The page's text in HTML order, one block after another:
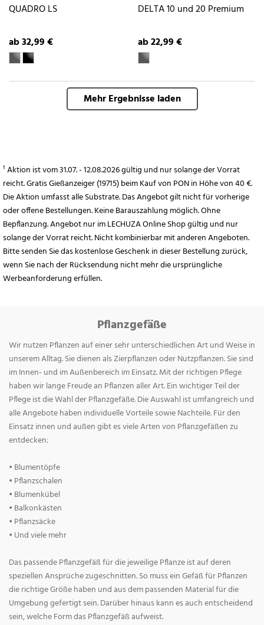
QUADRO LS
ab 32,99 €
DELTA 10 und 20 Premium
ab 22,99 €
Mehr Ergebnisse laden
¹ Aktion ist vom 31.07. - 12.08.2026 gültig und nur solange der Vorrat
reicht. Gratis Gießanzeiger (19715) beim Kauf von PON in Höhe von 40 €.
Die Aktion umfasst alle Substrate. Das Angebot gilt nicht für vorherige
oder offene Bestellungen. Keine Barauszahlung möglich. Ohne
Bepflanzung. Angebot nur im LECHUZA Online Shop gültig und nur
solange der Vorrat reicht. Nicht kombinierbar mit anderen Angeboten.
Bitte senden Sie das kostenlose Geschenk in dieser Bestellung zurück,
wenn Sie nach der Rücksendung nicht mehr die ursprüngliche
Werbeanforderung erfüllen.
Pflanzgefäße
Wir nutzen Pflanzen auf einer sehr unterschiedlichen Art und Weise in
unserem Alltag. Sie dienen als Zierpflanzen oder Nutzpflanzen. Sie sind
im Innen- und im Außenbereich im Einsatz. Mit der richtigen Pflege
haben wir lange Freude an Pflanzen aller Art. Ein wichtiger Teil der
Pflege ist die Wahl der Pflanzgefäße. Die Auswahl ist umfangreich und
alle Angebote haben individuelle Vorteile sowie Nachteile. Für den
Einsatz innen und außen gibt es viele Arten von Pflanzgefäßen zu
entdecken:
• Blumentöpfe
• Pflanzschalen
• Blumenkübel
• Balkonkästen
• Pflanzsäcke
• Und viele mehr
Das passende Pflanzgefäß für die jeweilige Pflanze ist auf deren
speziellen Ansprüche zugeschnitten. So muss ein Gefäß für Pflanzen
die richtige Größe haben und aus dem passenden Material für die
Umgebung gefertigt sein. Darüber hinaus kann es auch entscheidend
sein, welche Form das Pflanzgefäß aufweist.